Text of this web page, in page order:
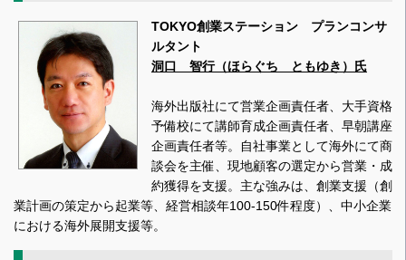
TOKYO創業ステーション プランコンサ
ルタント
洞口 智行（ほらぐち ともゆき）氏
海外出版社にて営業企画責任者、大手資格
予備校にて講師育成企画責任者、早朝講座
企画責任者等。自社事業として海外にて商
談会を主催、現地顧客の選定から営業・成
約獲得を支援。主な強みは、創業支援（創
業計画の策定から起業等、経営相談年100-150件程度）、中小企業
における海外展開支援等。